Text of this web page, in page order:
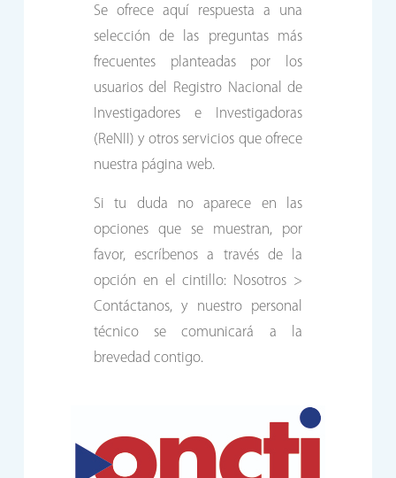
Se ofrece aquí respuesta a una
selección de las preguntas más
frecuentes planteadas por los
usuarios del Registro Nacional de
Investigadores e Investigadoras
(ReNII) y otros servicios que ofrece
nuestra página web.
Si tu duda no aparece en las
opciones que se muestran, por
favor, escríbenos a través de la
opción en el cintillo: Nosotros >
Contáctanos, y nuestro personal
técnico se comunicará a la
brevedad contigo.